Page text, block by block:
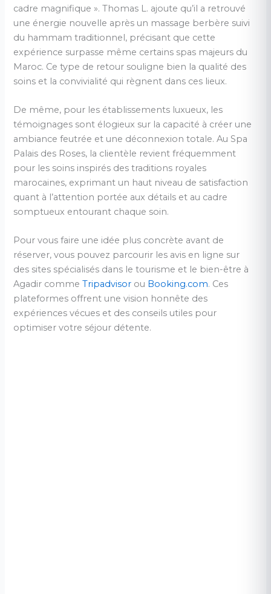
cadre magnifique ». Thomas L. ajoute qu’il a retrouvé
une énergie nouvelle après un massage berbère suivi
du hammam traditionnel, précisant que cette
expérience surpasse même certains spas majeurs du
Maroc. Ce type de retour souligne bien la qualité des
soins et la convivialité qui règnent dans ces lieux.
De même, pour les établissements luxueux, les
témoignages sont élogieux sur la capacité à créer une
ambiance feutrée et une déconnexion totale. Au Spa
Palais des Roses, la clientèle revient fréquemment
pour les soins inspirés des traditions royales
marocaines, exprimant un haut niveau de satisfaction
quant à l’attention portée aux détails et au cadre
somptueux entourant chaque soin.
Pour vous faire une idée plus concrète avant de
réserver, vous pouvez parcourir les avis en ligne sur
des sites spécialisés dans le tourisme et le bien-être à
Agadir commeTripadvisor ou Booking.com. Ces
plateformes offrent une vision honnête des
expériences vécues et des conseils utiles pour
optimiser votre séjour détente.